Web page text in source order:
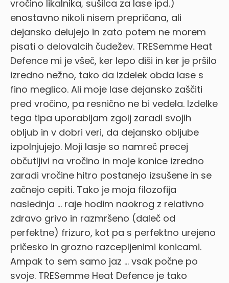
vročino likalnika, sušilca za lase ipd.)
enostavno nikoli nisem prepričana, ali
dejansko delujejo in zato potem ne morem
pisati o delovalcih čudežev. TRESemme Heat
Defence mi je všeč, ker lepo diši in ker je pršilo
izredno nežno, tako da izdelek obda lase s
fino meglico. Ali moje lase dejansko zaščiti
pred vročino, pa resnično ne bi vedela. Izdelke
tega tipa uporabljam zgolj zaradi svojih
obljub in v dobri veri, da dejansko obljube
izpolnjujejo. Moji lasje so namreč precej
občutljivi na vročino in moje konice izredno
zaradi vročine hitro postanejo izsušene in se
začnejo cepiti. Tako je moja filozofija
naslednja … raje hodim naokrog z relativno
zdravo grivo in razmršeno (daleč od
perfektne) frizuro, kot pa s perfektno urejeno
pričesko in grozno razcepljenimi konicami.
Ampak to sem samo jaz … vsak počne po
svoje. TRESemme Heat Defence je tako